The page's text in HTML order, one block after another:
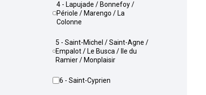
4 - Lapujade / Bonnefoy /
Périole / Marengo / La
Colonne
5 - Saint-Michel / Saint-Agne /
Empalot / Le Busca / Ile du
Ramier / Monplaisir
6 - Saint-Cyprien